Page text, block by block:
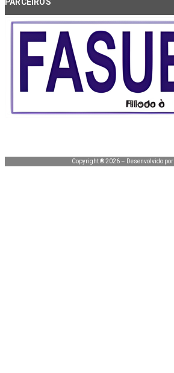
Copyright ® 2026 – Desenvolvido por